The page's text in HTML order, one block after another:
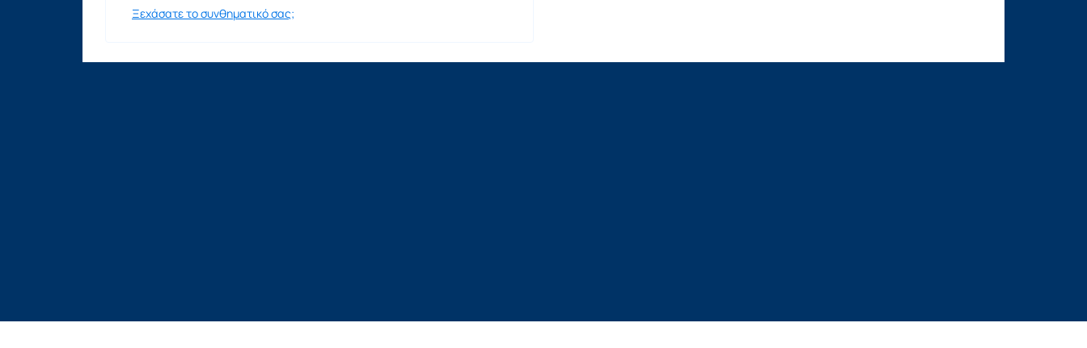
Ξεχάσατε το συνθηματικό σας;